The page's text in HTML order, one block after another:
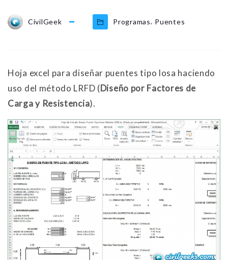
CivilGeek Programas, Puentes
Hoja excel para diseñar puentes tipo losa haciendo
uso del método LRFD (Diseño por Factores de
Carga y Resistencia).